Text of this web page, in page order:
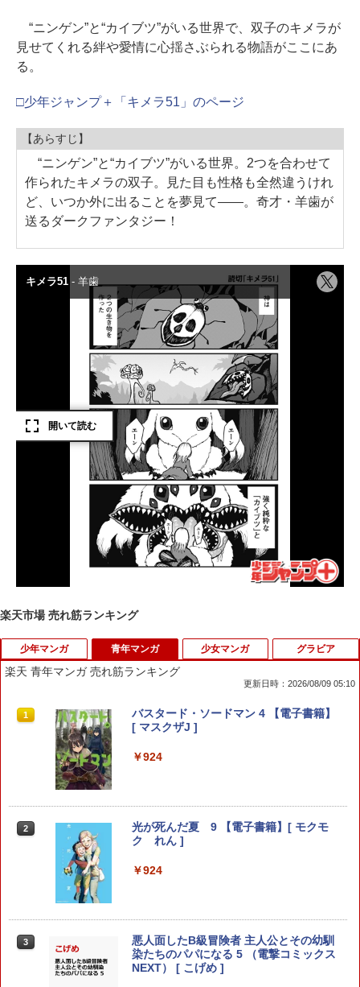
“ニンゲン”と“カイブツ”がいる世界で、双子のキメラが
見せてくれる絆や愛情に心揺さぶられる物語がここにあ
る。
□少年ジャンプ＋「キメラ51」のページ
【あらすじ】
“ニンゲン”と“カイブツ”がいる世界。2つを合わせて
作られたキメラの双子。見た目も性格も全然違うけれ
ど、いつか外に出ることを夢見て――。奇才・羊歯が
送るダークファンタジー！
楽天市場 売れ筋ランキング
少年マンガ
1
わたしの幸せな結婚（6） （ガンガンコ
ミックスONLINE） [ 顎木あくみ（富士
2
ここは俺に任せて先に行けと言ってから
10年がたったら伝説になっていた。（1
ぎんぎつね ]
落第賢者の学院無双 ～二度目の転生、
Sランクチート魔術師冒険録～（8）
青年マンガ
楽天 青年マンガ 売れ筋ランキング
更新日時：2026/08/09 05:10
1
バスタード・ソードマン 4 【電子書籍】
[ マスクザJ ]
￥924
2
光が死んだ夏 9 【電子書籍】[ モクモ
ク れん ]
￥924
3
悪人面したB級冒険者 主人公とその幼馴
染たちのパパになる 5 （電撃コミックス
NEXT） [ こげめ ]
少女マンガ グラビア